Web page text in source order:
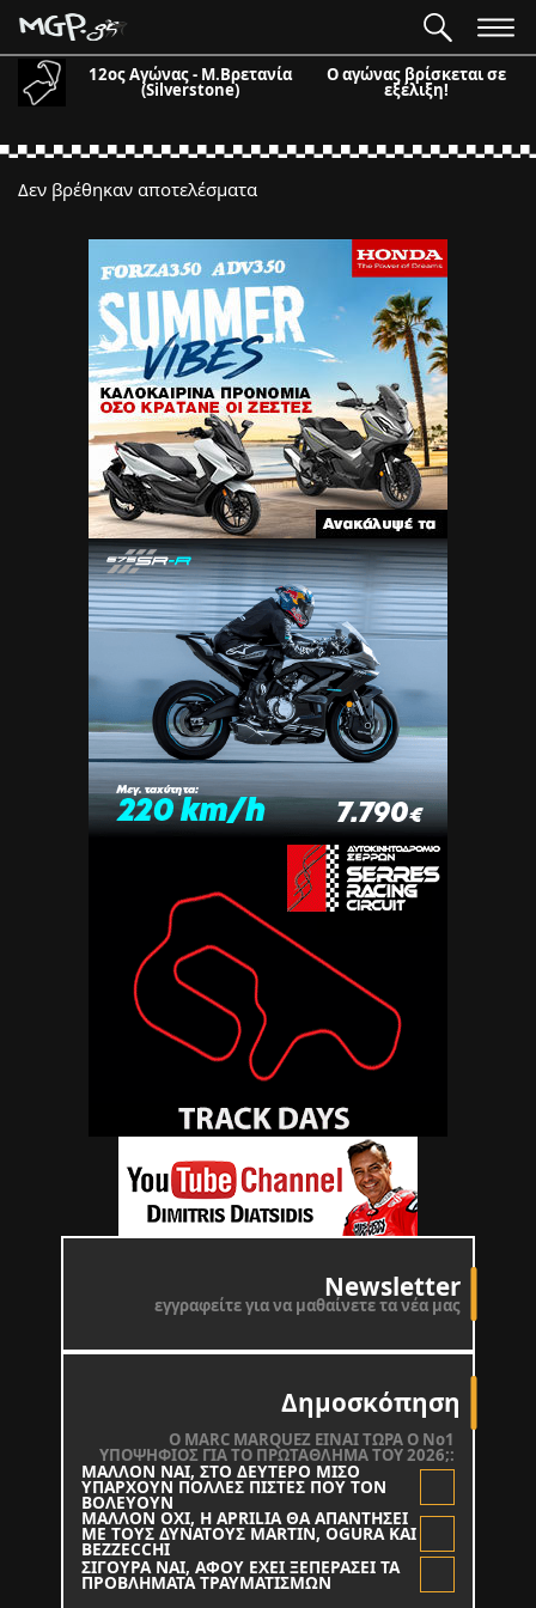
12ος Αγώνας - Μ.Βρετανία
(Silverstone)
Ο αγώνας βρίσκεται σε
εξέλιξη!
Newsletter
εγγραφείτε για να μαθαίνετε τα νέα μας
Δημοσκόπηση
O MARC MARQUEZ ΕΙΝΑΙ ΤΩΡΑ Ο Νο1
ΥΠΟΨΗΦΙΟΣ ΓΙΑ ΤΟ ΠΡΩΤΑΘΛΗΜΑ ΤΟΥ 2026;:
ΜΑΛΛΟΝ ΝΑΙ, ΣΤΟ ΔΕΥΤΕΡΟ ΜΙΣΟ
ΥΠΑΡΧΟΥΝ ΠΟΛΛΕΣ ΠΙΣΤΕΣ ΠΟΥ ΤΟΝ
ΒΟΛΕΥΟΥΝ
ΜΑΛΛΟΝ ΟΧΙ, Η APRILIA ΘΑ ΑΠΑΝΤΗΣΕΙ
ΜΕ ΤΟΥΣ ΔΥΝΑΤΟΥΣ MARTIN, OGURA KAI
BEZZECCHI
ΣΙΓΟΥΡΑ ΝΑΙ, ΑΦΟΥ ΕΧΕΙ ΞΕΠΕΡΑΣΕΙ ΤΑ
ΠΡΟΒΛΗΜΑΤΑ ΤΡΑΥΜΑΤΙΣΜΩΝ
Δεν βρέθηκαν αποτελέσματα